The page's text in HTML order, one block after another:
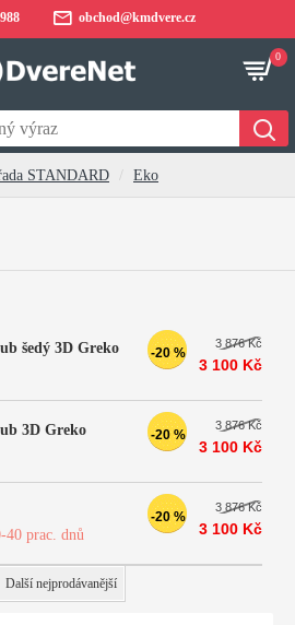
obchod@kmdvere.cz
0
STANDARD Eko
šedý 3D Greko
-20 %
3 876 Kč
3 100 Kč
3D Greko
-20 %
3 876 Kč
3 100 Kč
40 prac. dnů
-20 %
3 876 Kč
3 100 Kč
Další nejprodávanější